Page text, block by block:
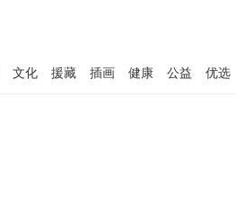
文化 援藏 插画 健康 公益 优选